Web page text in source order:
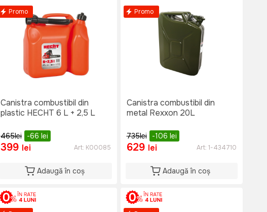
Promo
Canistra combustibil din
plastic HECHT 6 L + 2,5 L
465lei -66 lei
399 lei Art: K00085
Adaugă în coș
Promo
Canistra combustibil din
metal Rexxon 20L
735lei -106 lei
629 lei Art: 1-434710
Adaugă în coș